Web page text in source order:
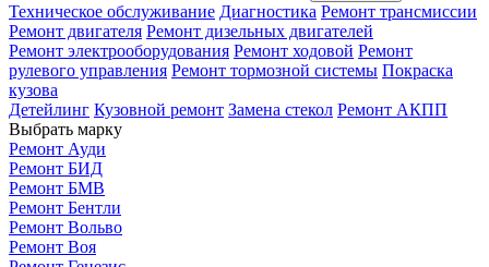
Техническое обслуживание Диагностика Ремонт трансмиссии
Ремонт двигателя Ремонт дизельных двигателей
Ремонт электрооборудования Ремонт ходовой Ремонт
рулевого управления Ремонт тормозной системы Покраска
кузова
Детейлинг Кузовной ремонт Замена стекол Ремонт АКПП
Выбрать марку
Ремонт Ауди
Ремонт БИД
Ремонт БМВ
Ремонт Бентли
Ремонт Вольво
Ремонт Воя